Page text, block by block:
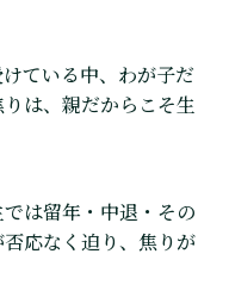
ている中、わが子だ
は、親だからこそ生
は留年・中退・その
応なく迫り、焦りが